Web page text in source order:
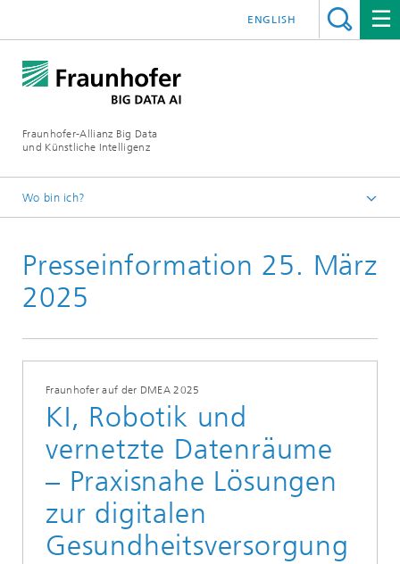
Fraunhofer-Allianz Big Data
und Künstliche Intelligenz
ENGLISH
Wo bin ich?
Presseinformationen
Presseinformation 25. März
2025
Fraunhofer auf der DMEA 2025
KI, Robotik und
vernetzte Datenräume
– Praxisnahe Lösungen
zur digitalen
Gesundheitsversorgung